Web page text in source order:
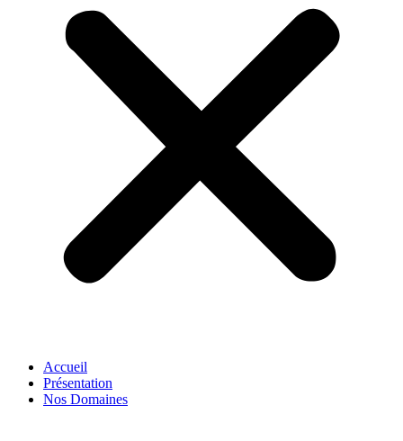
Accueil
Présentation
Nos Domaines